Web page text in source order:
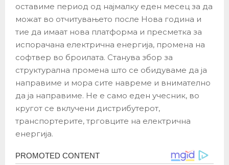
оставиме период од најмалку еден месец за да
можат во отчитувањето после Нова година и
тие да имаат нова платформа и пресметка за
испорачана електрична енергија, промена на
софтвер во броилата. Станува збор за
структурална промена што се обидуваме да ја
направиме и мора сите навреме и внимателно
да ја направиме. Не е само еден учесник, во
кругот се вклучени дистрибутерот,
транспортерите, трговците на електрична
енергија.